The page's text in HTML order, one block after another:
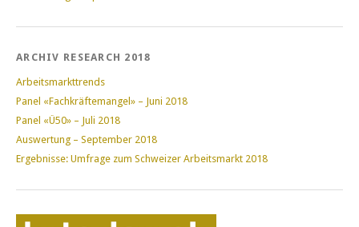
ARCHIV RESEARCH 2018
Arbeitsmarkttrends
Panel «Fachkräftemangel» – Juni 2018
Panel «Ü50» – Juli 2018
Auswertung – September 2018
Ergebnisse: Umfrage zum Schweizer Arbeitsmarkt 2018